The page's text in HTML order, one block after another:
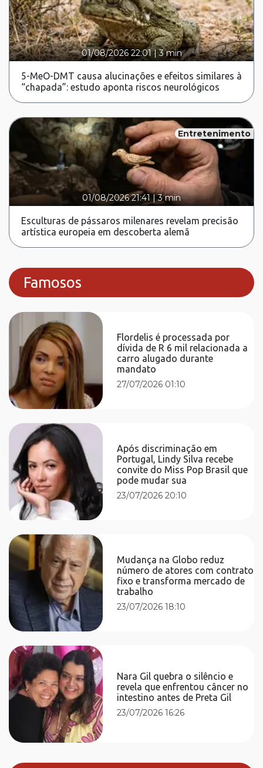
01/08/2026 22:01|3 min
5-MeO-DMT causa alucinações e efeitos similares à
“chapada”: estudo aponta riscos neurológicos
Entretenimento
01/08/2026 21:41 |3 min
Esculturas de pássaros milenares revelam precisão
artística europeia em descoberta alemã
Famosos
Flordelis é processada por
dívida de R 6 mil relacionada a
carro alugado durante
mandato
27/07/2026 01:10
Após discriminação em
Portugal, Lindy Silva recebe
convite do Miss Pop Brasil que
pode mudar sua
23/07/2026 20:10
Mudança na Globo reduz
número de atores com contrato
fixo e transforma mercado de
trabalho
23/07/2026 18:10
Nara Gil quebra o silêncio e
revela que enfrentou câncer no
intestino antes de Preta Gil
23/07/2026 16:26